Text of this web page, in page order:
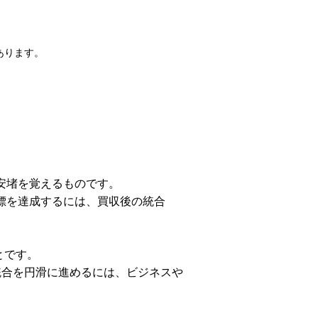
ます。
を覚えるものです。
を達成するには、買収後の統合
す。
を円滑に進めるには、ビジネスや